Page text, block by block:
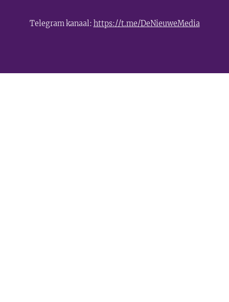
Telegram kanaal: https://t.me/DeNieuweMedia